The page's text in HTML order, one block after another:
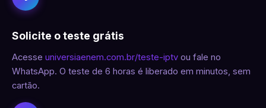
Solicite o teste grátis
Acesse universiaenem.com.br/teste-iptv ou fale no
WhatsApp. O teste de 6 horas é liberado em minutos, sem
cartão.